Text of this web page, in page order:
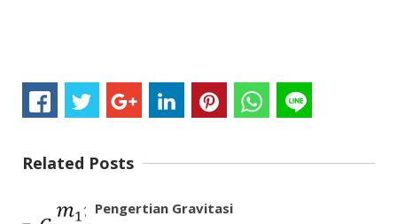
Related Posts
Pengertian Gravitasi